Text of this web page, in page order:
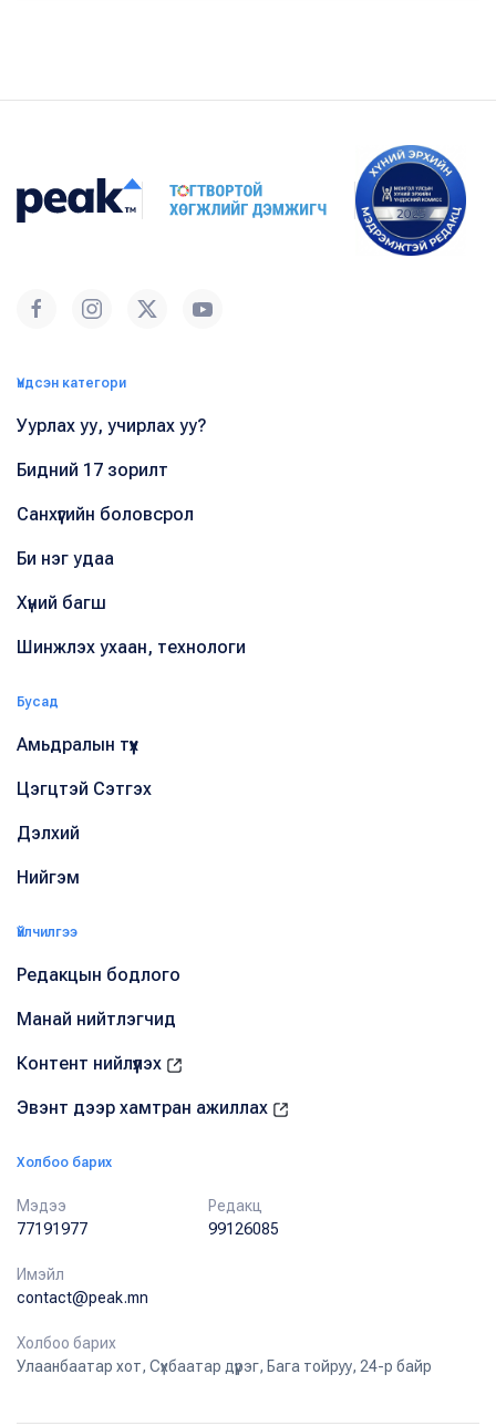
Үндсэн категори
Уурлах уу, учирлах уу?
Бидний 17 зорилт
Санхүүгийн боловсрол
Би нэг удаа
Хүний багш
Шинжлэх ухаан, технологи
Бусад
Амьдралын түүх
Цэгцтэй Сэтгэх
Дэлхий
Нийгэм
Үйлчилгээ
Редакцын бодлого
Манай нийтлэгчид
Контент нийлүүлэх
Эвэнт дээр хамтран ажиллах
Холбоо барих
Мэдээ
77191977
Редакц
99126085
Имэйл
contact@peak.mn
Холбоо барих
Улаанбаатар хот, Сүхбаатар дүүрэг, Бага тойруу, 24-р байр